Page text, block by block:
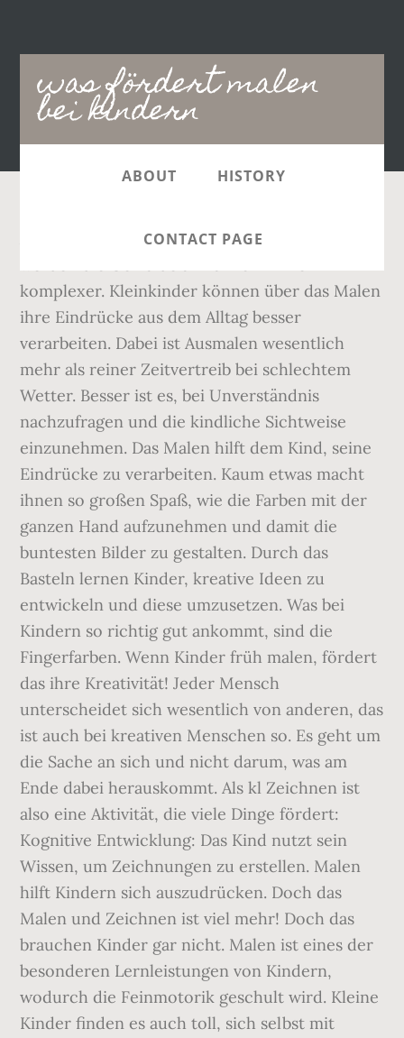
was fördert malen
bei kindern
Main
navigation
ABOUT HISTORY
CONTACT PAGE
Am Anfang steht das Kritzeln, doch dann
komplexer. Kleinkinder können über das Malen
ihre Eindrücke aus dem Alltag besser
verarbeiten. Dabei ist Ausmalen wesentlich
mehr als reiner Zeitvertreib bei schlechtem
Wetter. Besser ist es, bei Unverständnis
nachzufragen und die kindliche Sichtweise
einzunehmen. Das Malen hilft dem Kind, seine
Eindrücke zu verarbeiten. Kaum etwas macht
ihnen so großen Spaß, wie die Farben mit der
ganzen Hand aufzunehmen und damit die
buntesten Bilder zu gestalten. Durch das
Basteln lernen Kinder, kreative Ideen zu
entwickeln und diese umzusetzen. Was bei
Kindern so richtig gut ankommt, sind die
Fingerfarben. Wenn Kinder früh malen, fördert
das ihre Kreativität! Jeder Mensch
unterscheidet sich wesentlich von anderen, das
ist auch bei kreativen Menschen so. Es geht um
die Sache an sich und nicht darum, was am
Ende dabei herauskommt. Als kl Zeichnen ist
also eine Aktivität, die viele Dinge fördert:
Kognitive Entwicklung: Das Kind nutzt sein
Wissen, um Zeichnungen zu erstellen. Malen
hilft Kindern sich auszudrücken. Doch das
Malen und Zeichnen ist viel mehr! Doch das
brauchen Kinder gar nicht. Malen ist eines der
besonderen Lernleistungen von Kindern,
wodurch die Feinmotorik geschult wird. Kleine
Kinder finden es auch toll, sich selbst mit